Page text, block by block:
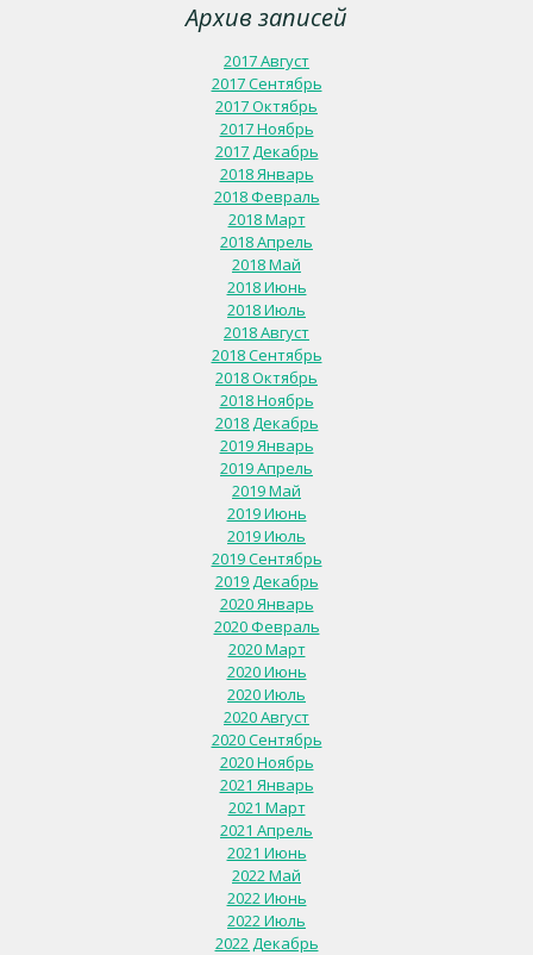
Архив записей
2017 Август
2017 Сентябрь
2017 Октябрь
2017 Ноябрь
2017 Декабрь
2018 Январь
2018 Февраль
2018 Март
2018 Апрель
2018 Май
2018 Июнь
2018 Июль
2018 Август
2018 Сентябрь
2018 Октябрь
2018 Ноябрь
2018 Декабрь
2019 Январь
2019 Апрель
2019 Май
2019 Июнь
2019 Июль
2019 Сентябрь
2019 Декабрь
2020 Январь
2020 Февраль
2020 Март
2020 Июнь
2020 Июль
2020 Август
2020 Сентябрь
2020 Ноябрь
2021 Январь
2021 Март
2021 Апрель
2021 Июнь
2022 Май
2022 Июнь
2022 Июль
2022 Декабрь